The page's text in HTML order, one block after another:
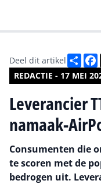
REDACTIE - 17 MEI
Deel dit artikel Deel
Leverancier
namaak-
Consumenten die
te scoren met de
bedrogen uit.